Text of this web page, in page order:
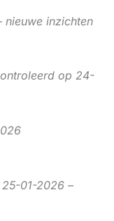
nieuwe inzichten
op 24-
01-2026 –